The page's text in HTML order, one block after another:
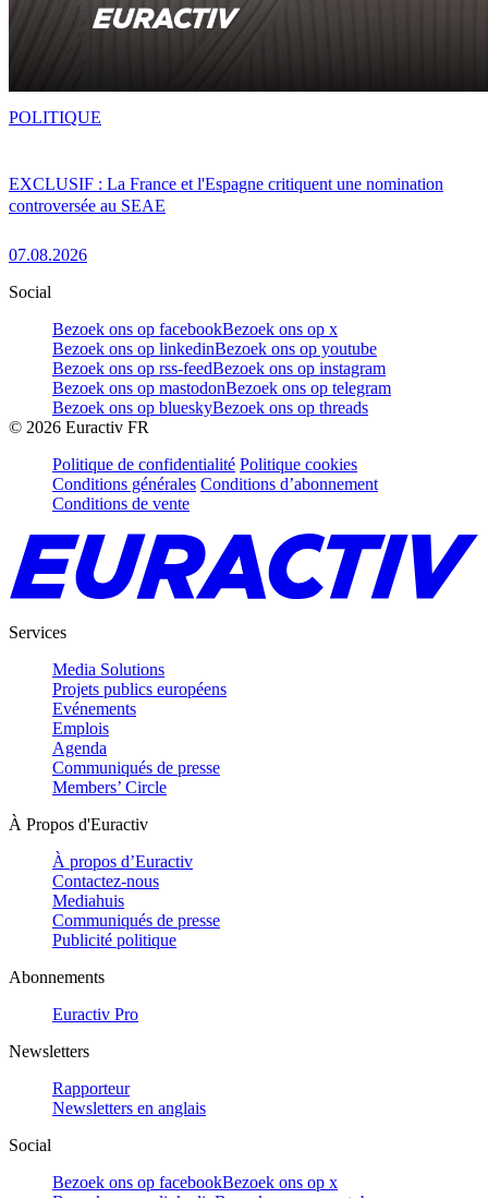
EXCLUSIF : La France et l'Espagne critiquent une nomination
controversée au SEAE
07.08.2026
POLITIQUE
Social
Bezoek ons op facebookBezoek ons op x
Bezoek ons op linkedinBezoek ons op youtube
Bezoek ons op rss-feedBezoek ons op instagram
Bezoek ons op mastodonBezoek ons op telegram
Bezoek ons op blueskyBezoek ons op threads
© 2026 Euractiv FR
Politique de confidentialité Politique cookies
Conditions générales Conditions d’abonnement
Conditions de vente
Services
Media Solutions
Projets publics européens
Evénements
Emplois
Agenda
Communiqués de presse
Members’ Circle
À Propos d'Euractiv
À propos d’Euractiv
Contactez-nous
Mediahuis
Communiqués de presse
Publicité politique
Abonnements
Euractiv Pro
Newsletters
Rapporteur
Newsletters en anglais
Social
Bezoek ons op facebookBezoek ons op x